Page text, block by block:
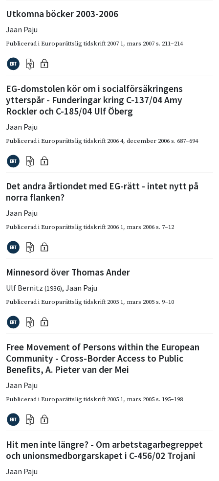
Utkomna böcker 2003-2006
Jaan Paju
Publicerad iEuroparättslig tidskrift 2007 1, mars 2007s. 211–214
EG-domstolen kör om i socialförsäkringens
ytterspår - Funderingar kring C-137/04 Amy
Rockler och C-185/04 Ulf Öberg
Jaan Paju
Publicerad iEuroparättslig tidskrift 2006 4, december 2006s. 687–694
Det andra årtiondet med EG-rätt - intet nytt på
norra flanken?
Jaan Paju
Publicerad iEuroparättslig tidskrift 2006 1, mars 2006s. 7–12
Minnesord över Thomas Ander
Ulf Bernitz (1936), Jaan Paju
Publicerad iEuroparättslig tidskrift 2005 1, mars 2005s. 9–10
Free Movement of Persons within the European
Community - Cross-Border Access to Public
Benefits, A. Pieter van der Mei
Jaan Paju
Publicerad iEuroparättslig tidskrift 2005 1, mars 2005s. 195–198
Hit men inte längre? - Om arbetstagarbegreppet
och unionsmedborgarskapet i C-456/02 Trojani
Jaan Paju